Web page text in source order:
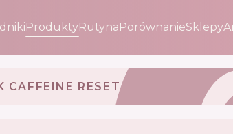
ProduktyRutynaPorównanieSklepy
CAFFEINE RESET